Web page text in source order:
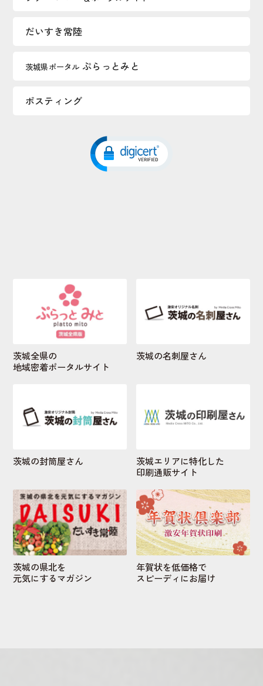
だいすき常陸
茨城県ポータル ぷらっとみと
ポスティング
茨城全県の
地域密着ポータルサイト
茨城の名刺屋さん
茨城の封筒屋さん
茨城エリアに特化した
印刷通販サイト
茨城の県北を
元気にするマガジン
年賀状を低価格で
スピーディにお届け